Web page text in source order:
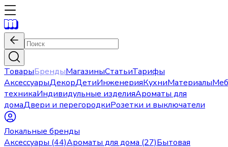
ТоварыБрендыМагазиныСтатьиТарифы
АксессуарыДекорДетиИнженерияКухниМатериалы
техникаИндивидульные изделияАроматы для
домаДвери и перегородкиРозетки и выключатели
Локальные бренды
Аксессуары (44)Ароматы для дома (27)Бытовая